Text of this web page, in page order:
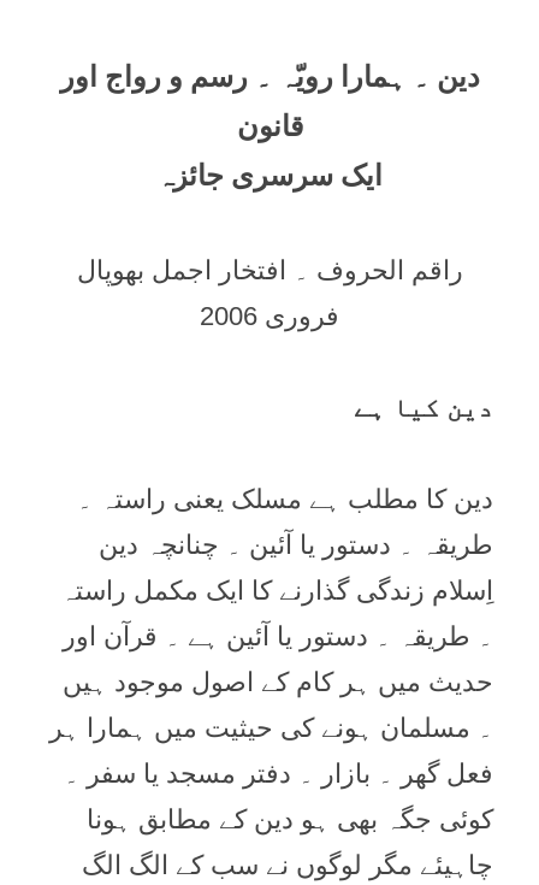
دین ۔ ہمارا رویّہ ۔ رسم و رواج اور
قانون
ایک سرسری جائزہ
راقم الحروف ۔ افتخار اجمل بھوپال
فروری 2006
دین کیا ہے
دین کا مطلب ہے مسلک یعنی راستہ ۔
طریقہ ۔ دستور یا آئین ۔ چنانچہ دین
اِسلام زندگی گذارنے کا ایک مکمل راستہ
۔ طریقہ ۔ دستور یا آئین ہے ۔ قرآن اور
حدیث میں ہر کام کے اصول موجود ہیں
۔ مسلمان ہونے کی حیثیت میں ہمارا ہر
فعل گھر ۔ بازار ۔ دفتر مسجد یا سفر ۔
کوئی جگہ بھی ہو دین کے مطابق ہونا
چاہیئے مگر لوگوں نے سب کے الگ الگ